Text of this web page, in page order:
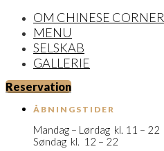
OM CHINESE CORNER
MENU
SELSKAB
GALLERIE
Reservation
ÅBNINGSTIDER
Mandag – Lørdag kl. 11 – 22
Søndag kl. 12 – 22